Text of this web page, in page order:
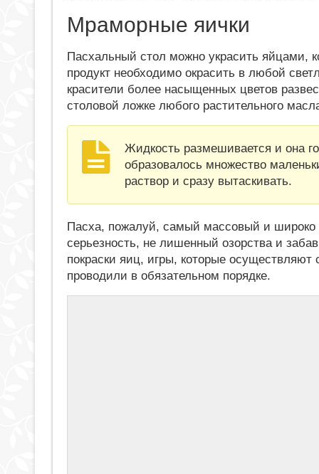
Мраморные яички
Пасхальный стол можно украсить яйцами,
продукт необходимо окрасить в любой
красители более насыщенных цветов
столовой ложке любого растительного
Жидкость размешивается и она
образовалось множество
раствор и сразу вытаскивать.
Пасха, пожалуй, самый массовый и
серьезность, не лишенный озорства и
покраски яиц, игры, которые
проводили в обязательном порядке.